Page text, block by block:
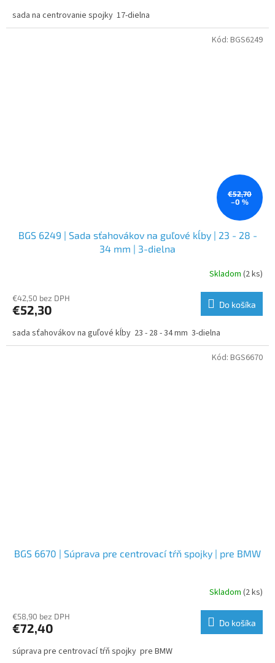
sada na centrovanie spojky 17-dielna
€52,70
–0 %
BGS 6249 | Sada sťahovákov na guľové kĺby | 23 - 28 -
34 mm | 3-dielna
Skladom (2 ks)
€42,50 bez DPH
€52,30 Do košíka
sada sťahovákov na guľové kĺby 23 - 28 - 34 mm 3-dielna
Kód: BGS6249
BGS 6670 | Súprava pre centrovací tŕň spojky | pre BMW
Skladom (2 ks)
€58,90 bez DPH
€72,40 Do košíka
súprava pre centrovací tŕň spojky pre BMW
Kód: BGS6670